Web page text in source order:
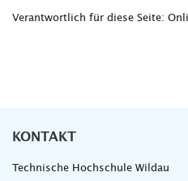
Verantwortlich für diese Seite:
KONTAKT
Technische Hochschule Wildau